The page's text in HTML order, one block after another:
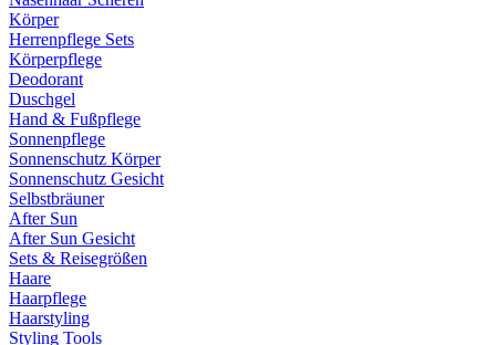
Körper
Herrenpflege Sets
Körperpflege
Deodorant
Duschgel
Hand & Fußpflege
Sonnenpflege
Sonnenschutz Körper
Sonnenschutz Gesicht
Selbstbräuner
After Sun
After Sun Gesicht
Sets & Reisegrößen
Haare
Haarpflege
Haarstyling
Styling Tools